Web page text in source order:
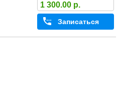
1 300.00 р.
Записаться